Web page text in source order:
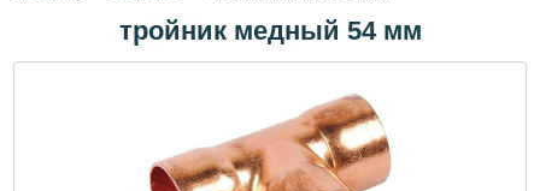
тройник медный 54 мм